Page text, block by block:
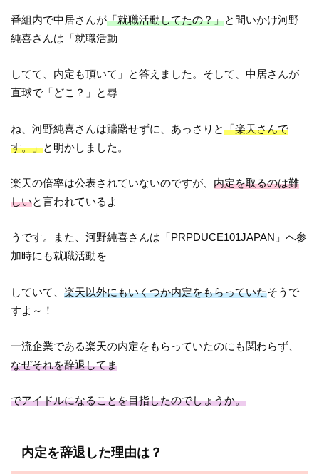
番組内で中居さんが「就職活動してたの？」と問いかけ河野
純喜さんは「就職活動
してて、内定も頂いて」と答えました。そして、中居さんが
直球で「どこ？」と尋
ね、河野純喜さんは躊躇せずに、あっさりと「楽天さんで
す。」と明かしました。
楽天の倍率は公表されていないのですが、内定を取るのは難
しいと言われているよ
うです。また、河野純喜さんは「PRPDUCE101JAPAN」へ参
加時にも就職活動を
していて、楽天以外にもいくつか内定をもらっていたそうで
すよ～！
一流企業である楽天の内定をもらっていたのにも関わらず、
なぜそれを辞退してま
でアイドルになることを目指したのでしょうか。
内定を辞退した理由は？